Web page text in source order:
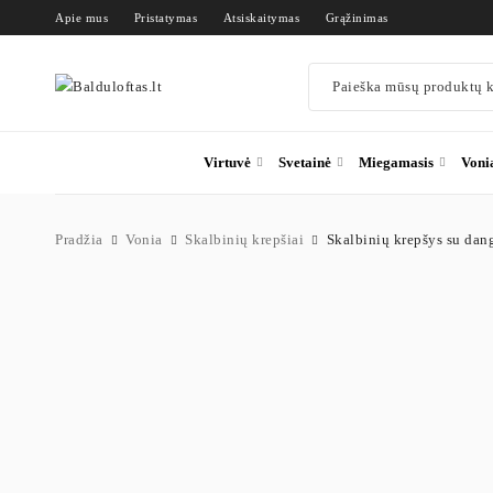
Apie mus Pristatymas Atsiskaitymas Grąžinimas
Virtuvė Svetainė Miegamasis
Pradžia Vonia Skalbinių krepšiai Skalbinių krepšys su